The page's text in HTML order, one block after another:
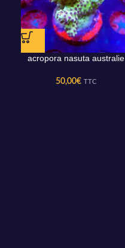
acropora nasuta australie
50,00€ TTC